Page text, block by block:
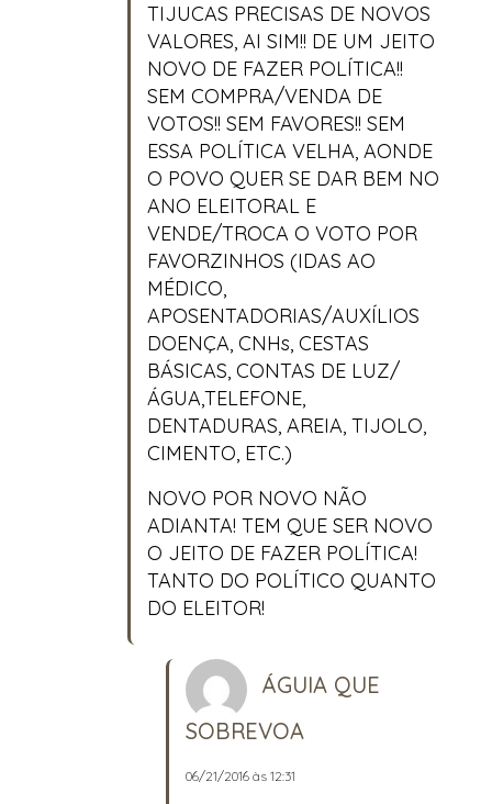
TIJUCAS PRECISAS DE NOVOS
VALORES, AI SIM!! DE UM JEITO
NOVO DE FAZER POLÍTICA!!
SEM COMPRA/VENDA DE
VOTOS!! SEM FAVORES!! SEM
ESSA POLÍTICA VELHA, AONDE
O POVO QUER SE DAR BEM NO
ANO ELEITORAL E
VENDE/TROCA O VOTO POR
FAVORZINHOS (IDAS AO
MÉDICO,
APOSENTADORIAS/AUXÍLIOS
DOENÇA, CNHs, CESTAS
BÁSICAS, CONTAS DE LUZ/
ÁGUA,TELEFONE,
DENTADURAS, AREIA, TIJOLO,
CIMENTO, ETC.)
NOVO POR NOVO NÃO
ADIANTA! TEM QUE SER NOVO
O JEITO DE FAZER POLÍTICA!
TANTO DO POLÍTICO QUANTO
DO ELEITOR!
ÁGUIA QUE
SOBREVOA
06/21/2016 às 12:31